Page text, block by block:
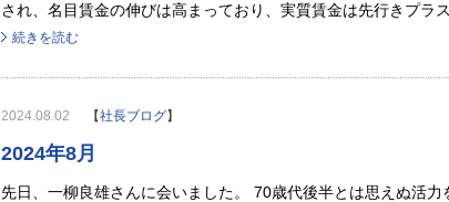
され、名目賃金の伸びは高まっており、実質賃金は先行きプラス
続きを読む
2024.08.02 【社長ブログ】
2024年8月
先日、一柳良雄さんに会いました。 70歳代後半とは思えぬ活